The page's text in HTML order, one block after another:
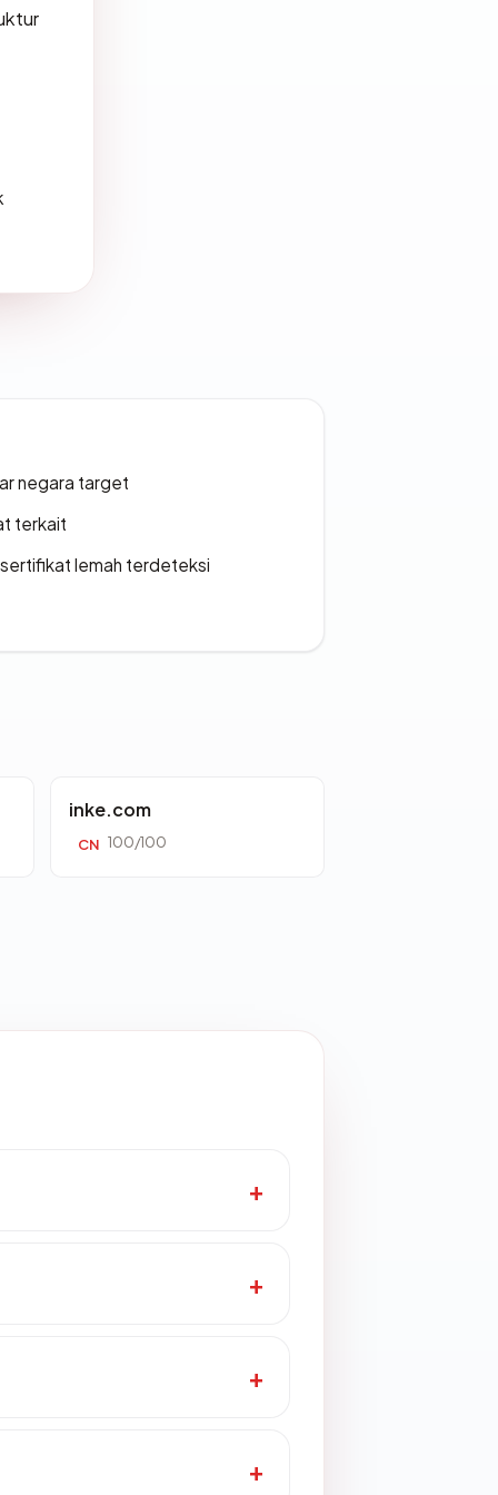
negara target
terkait
lemah terdeteksi
inke.com
CN 100/100